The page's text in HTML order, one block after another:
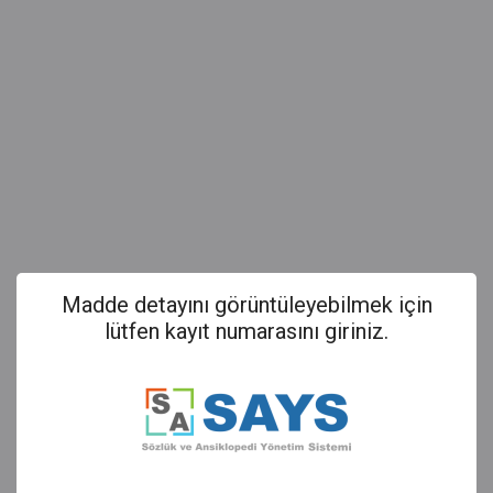
Madde detayını görüntüleyebilmek için
lütfen kayıt numarasını giriniz.